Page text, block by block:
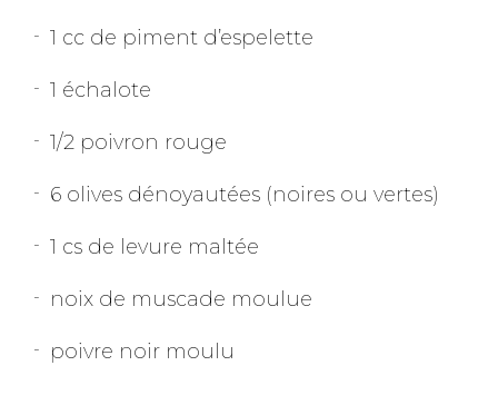
1 cc de piment d’espelette
1 échalote
1/2 poivron rouge
6 olives dénoyautées (noires ou vertes)
1 cs de levure maltée
noix de muscade moulue
poivre noir moulu